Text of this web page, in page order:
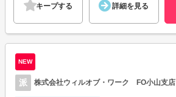
キープする 詳細を見る
NEW
派 株式会社ウィルオブ・ワーク FO小山支店